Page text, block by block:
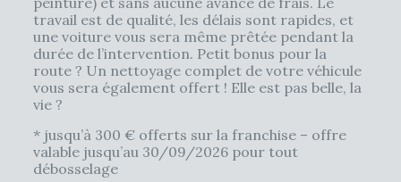
travail est de qualité, les délais sont rapides, et
une voiture vous sera même prêtée pendant la
durée de l’intervention. Petit bonus pour la
route ? Un nettoyage complet de votre véhicule
vous sera également offert ! Elle est pas belle, la
vie ?
* jusqu’à 300 € offerts sur la franchise – offre
valable jusqu’au 30/09/2026 pour tout
débosselage